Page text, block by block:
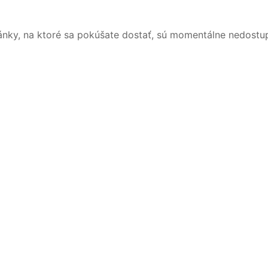
na ktoré sa pokúšate dostať, sú momentálne